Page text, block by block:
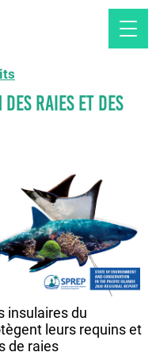
insulaires du
leurs requins et
de raies
raies et des